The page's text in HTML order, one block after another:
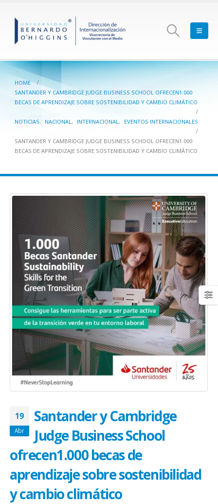
HOME
SANTANDER Y CAMBRIDGE JUDGE BUSINESS SCHOOL OFRECEN1.000
BECAS DE APRENDIZAJE SOBRE SOSTENIBILIDAD Y CAMBIO CLIMÁTICO
NOTICIAS, NACIONAL, INTERNACIONAL, EVENTOS INTERNACIONALES
SANTANDER Y CAMBRIDGE JUDGE BUSINESS SCHOOL OFRECEN1.000
BECAS DE APRENDIZAJE SOBRE SOSTENIBILIDAD Y CAMBIO CLIMÁTICO
19
Abr
Santander y Cambridge
Judge Business School
ofrecen1.000 becas de
aprendizaje sobre sostenibilidad
y cambio climático